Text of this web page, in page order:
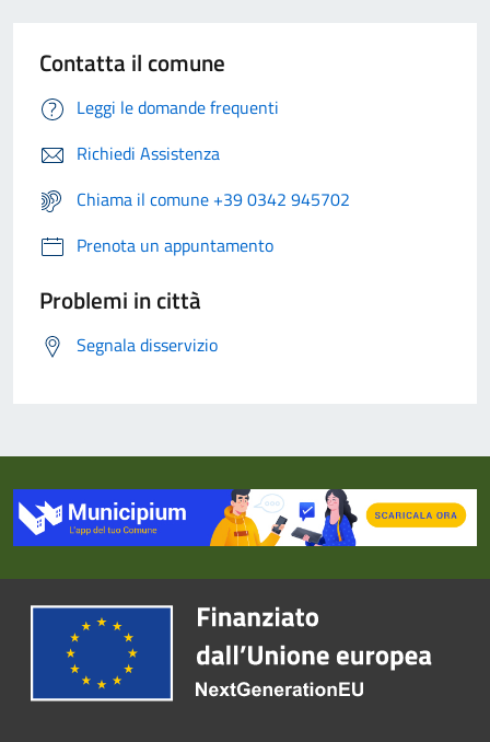
Contatta il comune
Leggi le domande frequenti
Richiedi Assistenza
Chiama il comune +39 0342 945702
Prenota un appuntamento
Problemi in città
Segnala disservizio